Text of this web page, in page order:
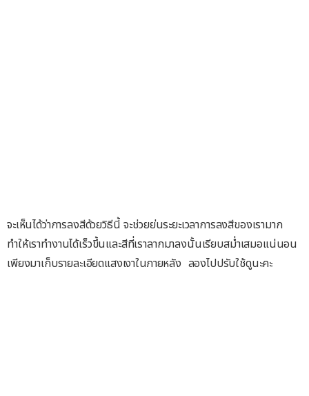
จะเห็นได้ว่าการลงสีด้วยวิธีนี้ จะช่วยย่นระยะเวลาการลงสีของเรามาก
ทำให้เราทำงานได้เร็วขึ้นและสีที่เราลากมาลงนั้นเรียบสม่ำเสมอแน่นอน
เพียงมาเก็บรายละเอียดแสงเงาในภายหลัง ลองไปปรับใช้ดูนะคะ